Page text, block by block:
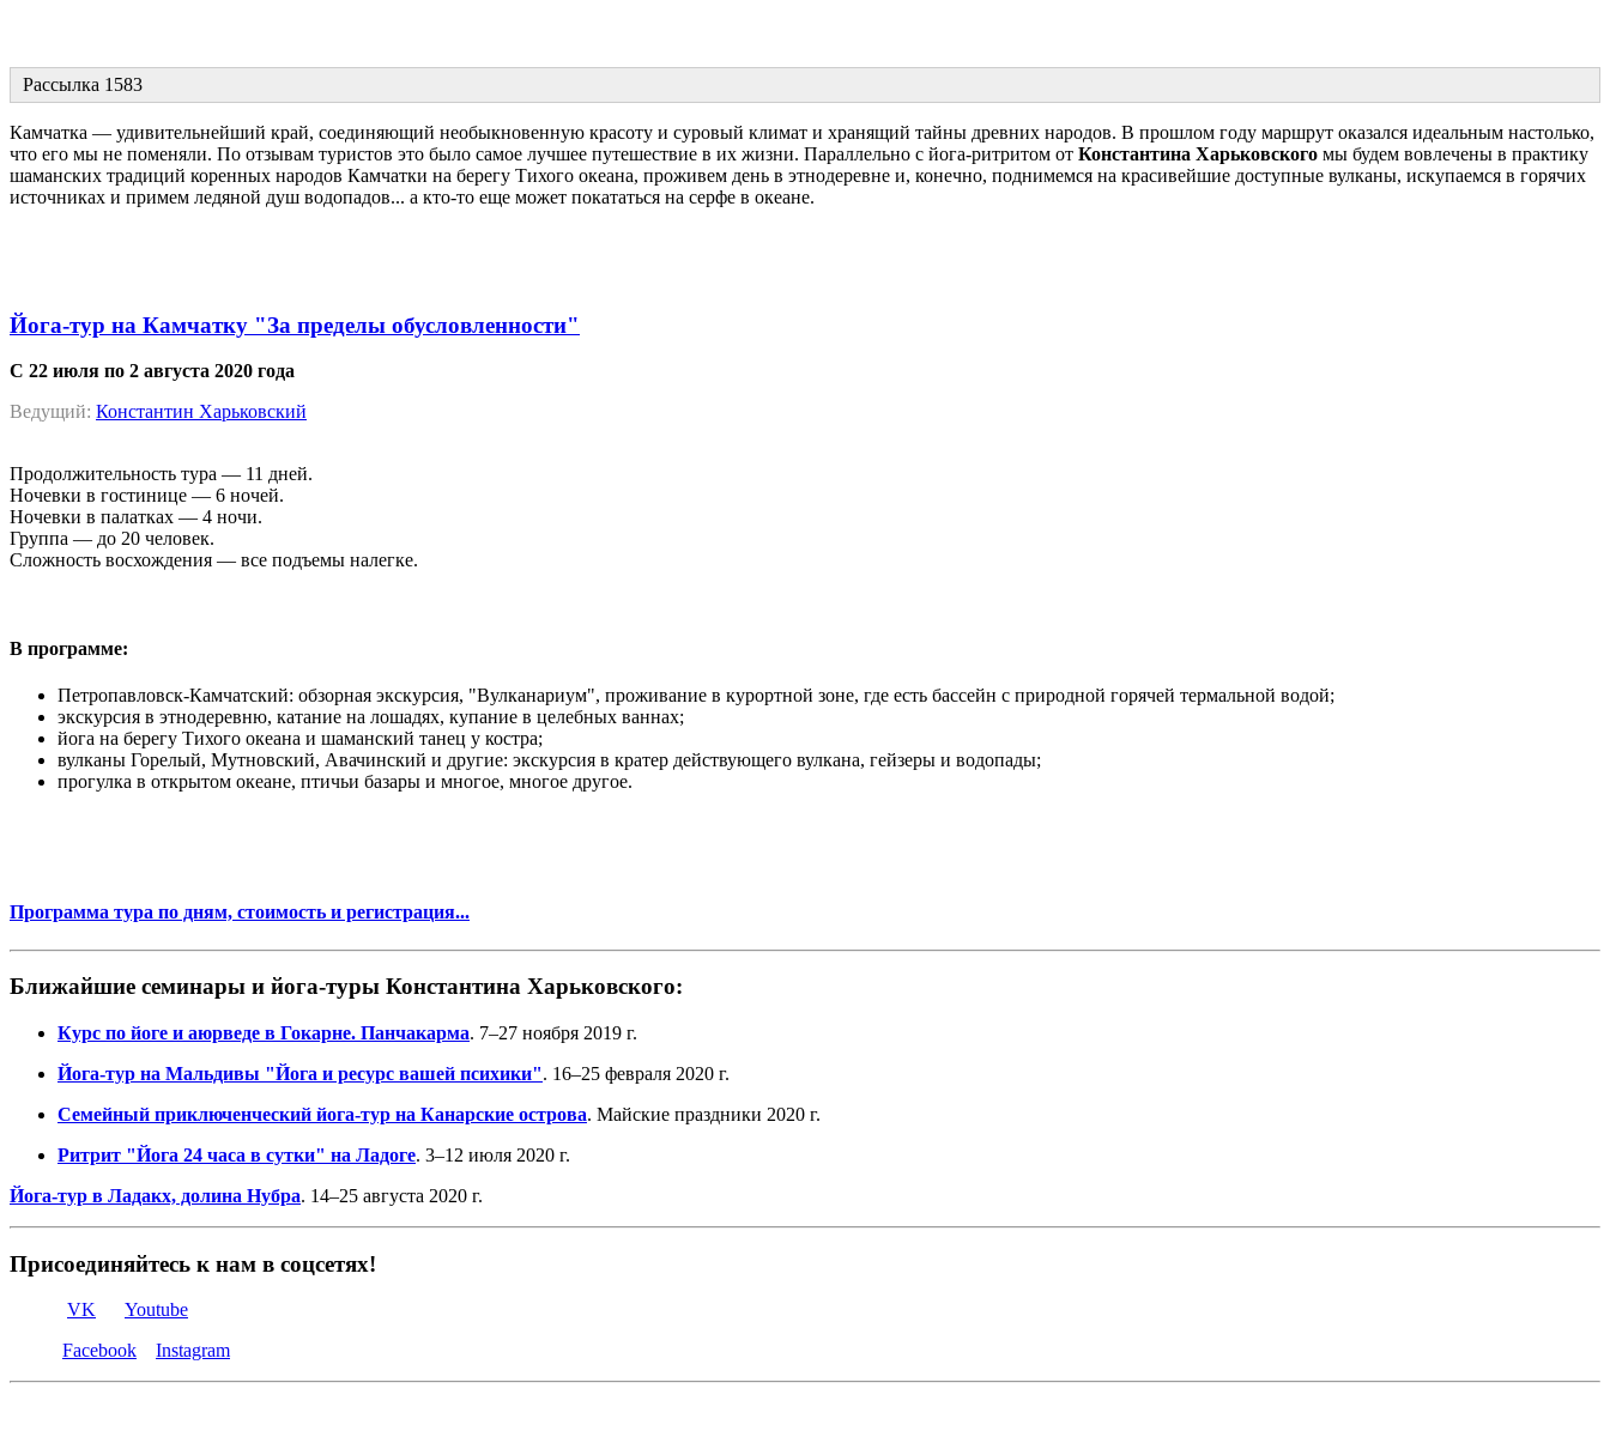
Рассылка 1583
Камчатка — удивительнейший край, соединяющий необыкновенную красоту и суровый климат и хранящий тайны древних народов. В прошлом году маршрут оказался идеальным настолько,
что его мы не поменяли. По отзывам туристов это было самое лучшее путешествие в их жизни. Параллельно с йога-ритритом от Константина Харьковского мы будем вовлечены в практику
шаманских традиций коренных народов Камчатки на берегу Тихого океана, проживем день в этнодеревне и, конечно, поднимемся на красивейшие доступные вулканы, искупаемся в горячих
источниках и примем ледяной душ водопадов... а кто-то еще может покататься на серфе в океане.
Йога-тур на Камчатку "За пределы обусловленности"
C 22 июля по 2 августа 2020 года
Ведущий: Константин Харьковский
Продолжительность тура — 11 дней.
Ночевки в гостинице — 6 ночей.
Ночевки в палатках — 4 ночи.
Группа — до 20 человек.
Сложность восхождения — все подъемы налегке.
В программе:
Петропавловск-Камчатский: обзорная экскурсия, "Вулканариум", проживание в курортной зоне, где есть бассейн с природной горячей термальной водой;
экскурсия в этнодеревню, катание на лошадях, купание в целебных ваннах;
йога на берегу Тихого океана и шаманский танец у костра;
вулканы Горелый, Мутновский, Авачинский и другие: экскурсия в кратер действующего вулкана, гейзеры и водопады;
прогулка в открытом океане, птичьи базары и многое, многое другое.
Программа тура по дням, стоимость и регистрация...
Ближайшие семинары и йога-туры Константина Харьковского:
Курс по йоге и аюрведе в Гокарне. Панчакарма. 7–27 ноября 2019 г.
Йога-тур на Мальдивы "Йога и ресурс вашей психики". 16–25 февраля 2020 г.
Семейный приключенческий йога-тур на Канарские острова. Майские праздники 2020 г.
Ритрит "Йога 24 часа в сутки" на Ладоге. 3–12 июля 2020 г.
Йога-тур в Ладакх, долина Нубра. 14–25 августа 2020 г.
Присоединяйтесь к нам в соцсетях!
VK
Youtube
Facebook
Instagram